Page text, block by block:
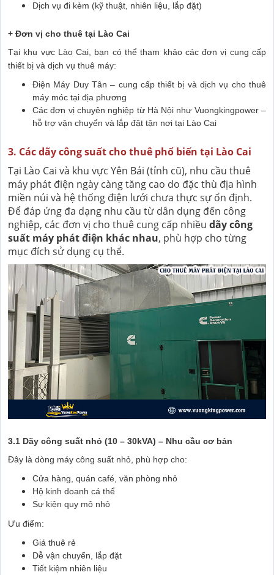
Dịch vụ đi kèm (kỹ thuật, nhiên liệu, lắp đặt)
+ Đơn vị cho thuê tại Lào Cai
Tại khu vực Lào Cai, bạn có thể tham khảo các đơn vị cung cấp
thiết bị và dịch vụ thuê máy:
Điện Máy Duy Tân – cung cấp thiết bị và dịch vụ cho thuê
máy móc tại địa phương
Các đơn vị chuyên nghiệp từ Hà Nội như Vuongkingpower –
hỗ trợ vận chuyển và lắp đặt tận nơi tại Lào Cai
3. Các dãy công suất cho thuê phổ biến tại Lào Cai
Tại Lào Cai và khu vực Yên Bái (tỉnh cũ), nhu cầu thuê
máy phát điện ngày càng tăng cao do đặc thù địa hình
miền núi và hệ thống điện lưới chưa thực sự ổn định.
Để đáp ứng đa dạng nhu cầu từ dân dụng đến công
nghiệp, các đơn vị cho thuê cung cấp nhiều dãy công
suất máy phát điện khác nhau, phù hợp cho từng
mục đích sử dụng cụ thể.
3.1 Dãy công suất nhỏ (10 – 30kVA) – Nhu cầu cơ bản
Đây là dòng máy công suất nhỏ, phù hợp cho:
Cửa hàng, quán café, văn phòng nhỏ
Hộ kinh doanh cá thể
Sự kiện quy mô nhỏ
Ưu điểm:
Giá thuê rẻ
Dễ vận chuyển, lắp đặt
Tiết kiệm nhiên liệu